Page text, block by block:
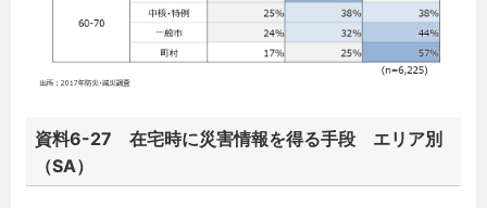
資料6-27 在宅時に災害情報を得る手段 エリア別
（SA）